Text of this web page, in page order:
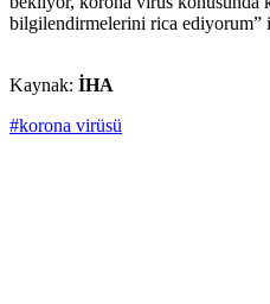
bilgilendirmelerini rica ediyorum”
Kaynak: İHA
#korona virüsü